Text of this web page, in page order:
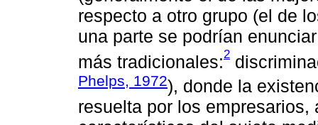
respecto a otro grupo (el de
una parte se podrían
más tradicionales:2
Phelps, 1972), donde la
resuelta por los